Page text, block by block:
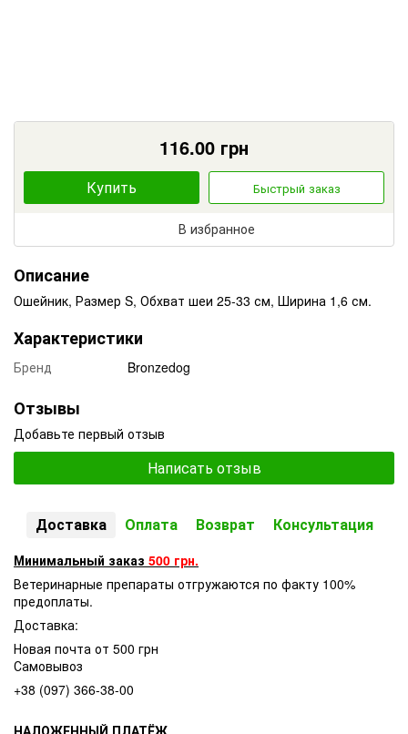
116.00 грн
Купить Быстрый заказ
В избранное
Описание
Ошейник, Размер S, Обхват шеи 25-33 см, Ширина 1,6 см.
Характеристики
Бренд Bronzedog
Отзывы
Добавьте первый отзыв
Написать отзыв
Доставка Оплата Возврат Консультация
Минимальный заказ 500 грн.
Ветеринарные препараты отгружаются по факту 100%
предоплаты.
Доставка:
Новая почта от 500 грн
Самовывоз
+38 (097) 366-38-00
НАЛОЖЕННЫЙ ПЛАТЁЖ